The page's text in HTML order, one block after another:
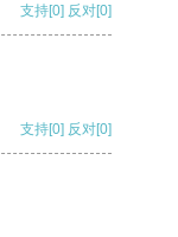
支持[0] 反对[0]
支持[0] 反对[0]